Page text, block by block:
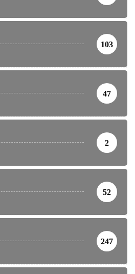
103
47
2
52
247